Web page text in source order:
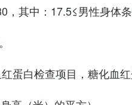
，其中：17.5≤男性身体
蛋白检查项目，糖化血红